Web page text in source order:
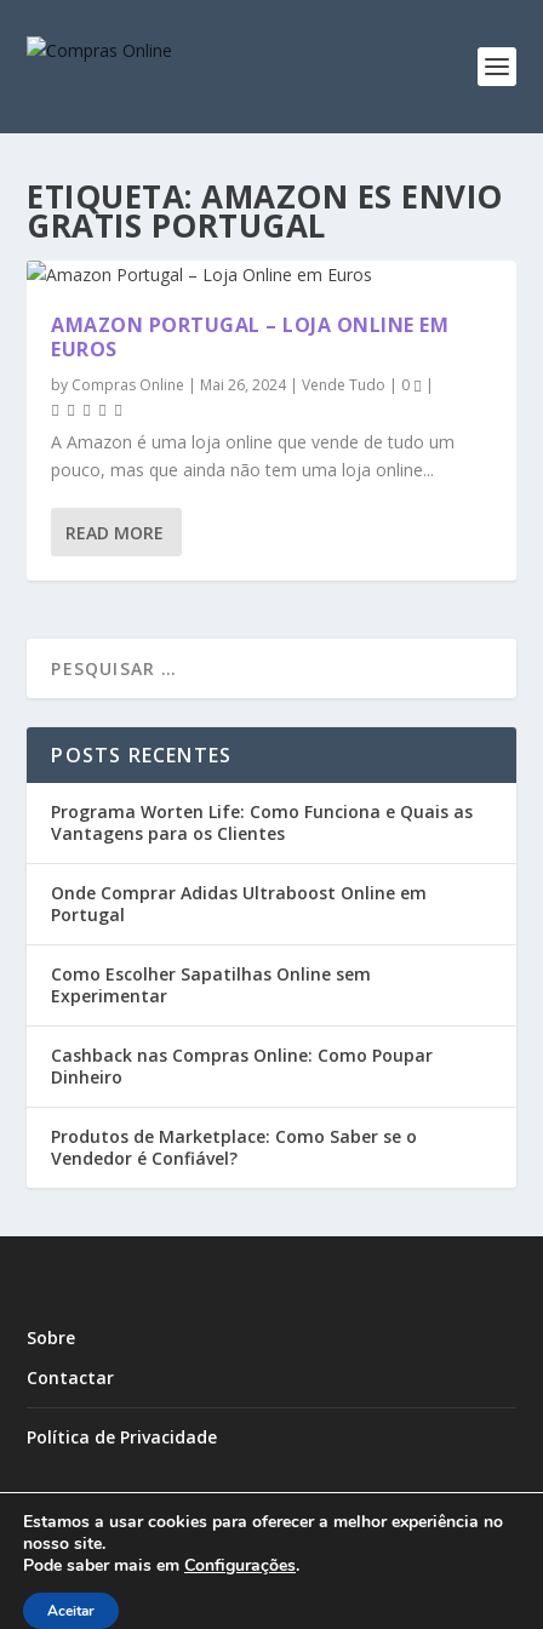
ETIQUETA:AMAZON ES ENVIO
GRATIS PORTUGAL
AMAZON PORTUGAL – LOJA ONLINE EM
EUROS
by Compras Online | Mai 26, 2024|Vende Tudo | 0 |
A Amazon é uma loja online que vende de tudo um
pouco, mas que ainda não tem uma loja online...
READ MORE
POSTS RECENTES
Programa Worten Life: Como Funciona e Quais as
Vantagens para os Clientes
Onde Comprar Adidas Ultraboost Online em
Portugal
Como Escolher Sapatilhas Online sem
Experimentar
Cashback nas Compras Online: Como Poupar
Dinheiro
Produtos de Marketplace: Como Saber se o
Vendedor é Confiável?
Sobre
Contactar
Política de Privacidade
Designed by
Estamos a usar cookies para oferecer a melhor experiência no
nosso site.
Pode saber mais em Configurações.
Aceitar